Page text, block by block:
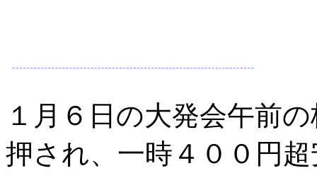
１月６日の大発会午前
押され、一時４００円